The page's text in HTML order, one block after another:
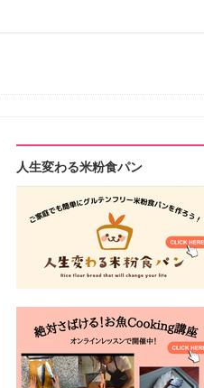
人生変わる米粉食パン